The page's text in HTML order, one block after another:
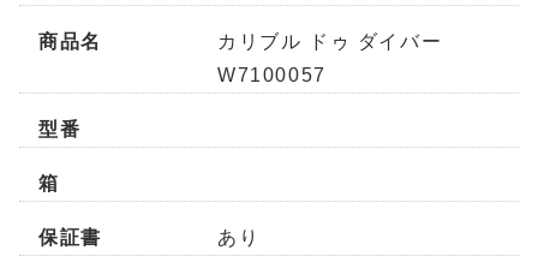
商品名
カリブル ドゥ ダイバー
W7100057
型番
箱
保証書 あり